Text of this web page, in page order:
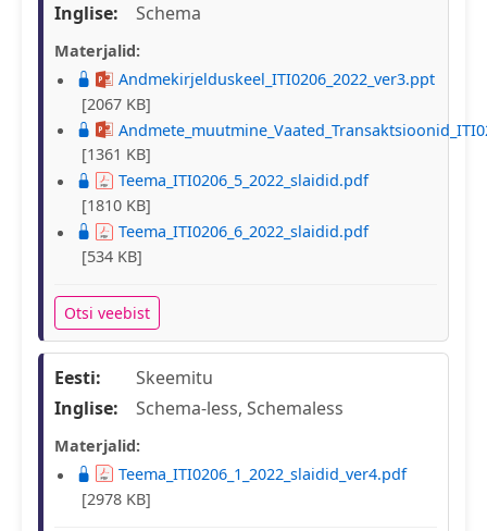
Inglise:
Schema
Materjalid:
Andmekirjelduskeel_ITI0206_2022_ver3.ppt
[2067 KB]
[1361 KB]
Teema_ITI0206_5_2022_slaidid.pdf
[1810 KB]
Teema_ITI0206_6_2022_slaidid.pdf
[534 KB]
Otsi veebist
Eesti:
Skeemitu
Inglise:
Schema-less, Schemaless
Materjalid:
Teema_ITI0206_1_2022_slaidid_ver4.pdf
[2978 KB]